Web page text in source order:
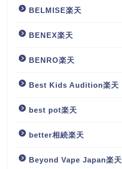
BELMISE楽天
BENEX楽天
BENRO楽天
Best Kids Audition楽天
best pot楽天
better相続楽天
Beyond Vape Japan楽天